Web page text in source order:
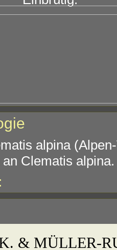
Clematis alpina.
alpina
& MÜLLER-